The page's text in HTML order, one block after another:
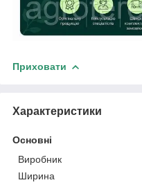
Приховати
Характеристики
Основні
Виробник
Ширина